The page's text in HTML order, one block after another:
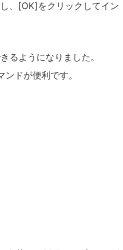
、[OK]をクリックしてイン
るようになりました。
ドが便利です。